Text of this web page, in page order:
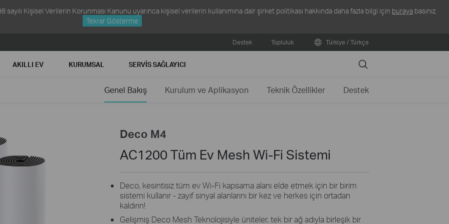
Kişisel Verilerin Korunması Kanunu uyarınca kişisel verilerin kullanımına dair şirket politikası hakkında daha fazla bilgi için buraya basınız.
Tekrar Gösterme
Destek Topluluk Türkiye / Türkçe
AKILLI EV KURUMSAL SERVIS SAĞLAYICI Search
Genel Bakış Kurulum ve Aplikasyon Teknik Özellikler Destek
Deco M4
AC1200 Tüm Ev Mesh Wi-Fi Sistemi
Deco, kesintisiz tüm ev Wi-Fi kapsama alanı elde etmek için bir birim
sistemi kullanır - zayıf sinyal alanlarını bir kez ve herkes için ortadan
kaldırın!
Gelişmiş Deco Mesh Teknolojisiyle üniteler, tek bir ağ adıyla birleşik bir